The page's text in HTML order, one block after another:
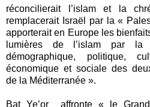
réconcilierait l’islam et la
remplacerait Israël par la «
apporterait en Europe les
lumières de l’islam par la
démographique, politique,
économique et sociale des
de la Méditerranée ».
Bat Ye’or affronte « le